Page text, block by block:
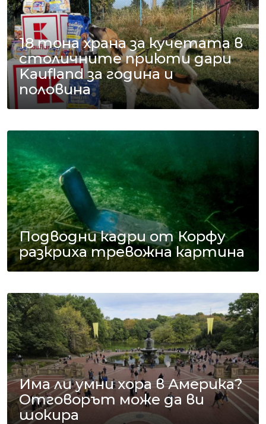
18 тона храна за кучетата в
столичните приюти дари
Kaufland за година и
половина
Подводни кадри от Корфу
разкриха тревожна картина
Има ли умни хора в Америка?
Отговорът може да ви
шокира